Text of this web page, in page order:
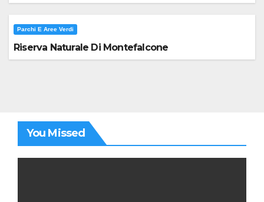
Parchi E Aree Verdi
Riserva Naturale Di Montefalcone
You Missed